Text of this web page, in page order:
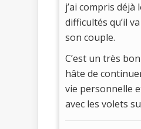
j’ai compris déjà
difficultés qu’il
son couple.
C’est un très
hâte de
vie personnelle
avec les volets